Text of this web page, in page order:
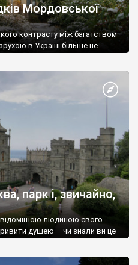
Мордовської
контрасту між багатством
в Україні більше не
парк і, звичайно,
людиною свого
душею – чи знали ви це